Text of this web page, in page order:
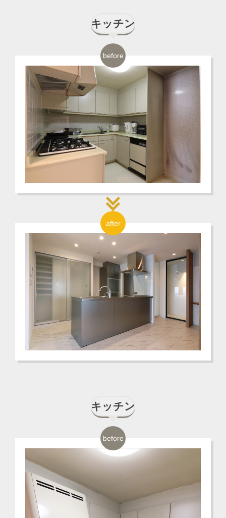
キッチン
before
after
キッチン
before